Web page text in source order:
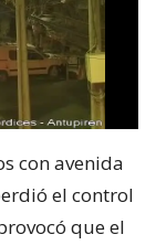
con avenida
el control
que el